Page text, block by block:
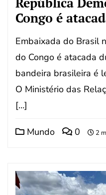
Congo é
Embaixada do Brasil
do Congo é atacada
bandeira brasileira é
O Ministério das
[…]
Mundo 0 2